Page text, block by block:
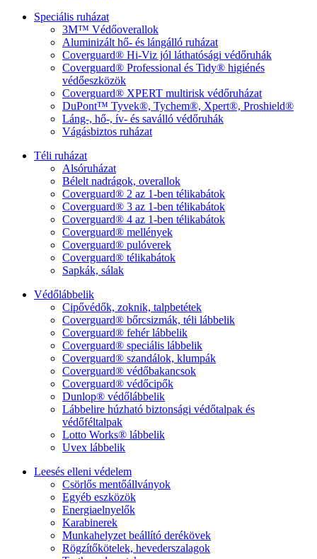
Speciális ruházat
3M™ Védőoverallok
Aluminizált hő- és lángálló ruházat
Coverguard® Hi-Viz jól láthatósági védőruhák
Coverguard® Professional és Tidy® higiénés
védőeszközök
Coverguard® XPERT multirisk védőruházat
DuPont™ Tyvek®, Tychem®, Xpert®, Proshield®
Láng-, hő-, ív- és saválló védőruhák
Vágásbiztos ruházat
Téli ruházat
Alsóruházat
Bélelt nadrágok, overallok
Coverguard® 2 az 1-ben télikabátok
Coverguard® 3 az 1-ben télikabátok
Coverguard® 4 az 1-ben télikabátok
Coverguard® mellények
Coverguard® pulóverek
Coverguard® télikabátok
Sapkák, sálak
Védőlábbelik
Cipővédők, zoknik, talpbetétek
Coverguard® bőrcsizmák, téli lábbelik
Coverguard® fehér lábbelik
Coverguard® speciális lábbelik
Coverguard® szandálok, klumpák
Coverguard® védőbakancsok
Coverguard® védőcipők
Dunlop® védőlábbelik
Lábbelire húzható biztonsági védőtalpak és
védőféltalpak
Lotto Works® lábbelik
Uvex lábbelik
Leesés elleni védelem
Csörlős mentőállványok
Egyéb eszközök
Energiaelnyelők
Karabinerek
Munkahelyzet beállító derékövek
Rögzítőkötelek, hevederszalagok